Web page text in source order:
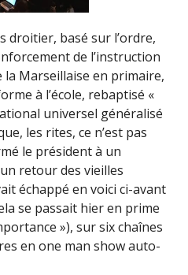
droitier, basé sur l’ordre,
de l’instruction
la Marseillaise en primaire,
à l’école, rebaptisé «
universel généralisé
les rites, ce n’est pas
le président à un
retour des vieilles
échappé en voici ci-avant
se passait hier en prime
»), sur six chaînes
en one man show auto-